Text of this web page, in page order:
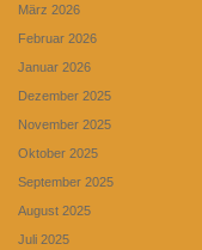
März 2026
Februar 2026
Januar 2026
Dezember 2025
November 2025
Oktober 2025
September 2025
August 2025
Juli 2025